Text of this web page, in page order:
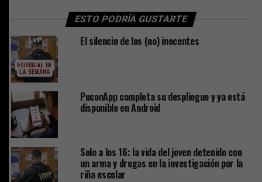
ESTO PODRÍA GUSTARTE
El silencio de los (no) inocentes
PuconApp completa su despliegue y ya está
disponible en Android
Solo a los 16: la vida del joven detenido con
un arma y drogas en la investigación por la
riña escolar